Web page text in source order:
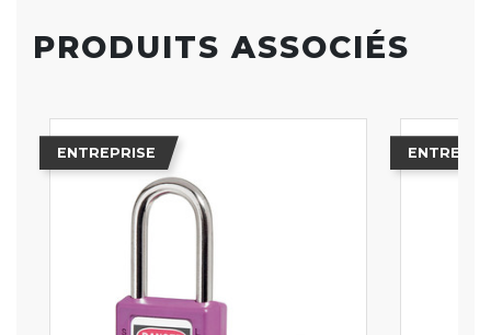
PRODUITS ASSOCIÉS
ENTREPRISE